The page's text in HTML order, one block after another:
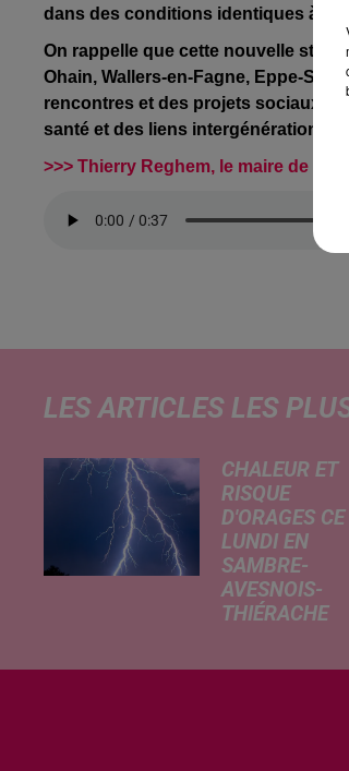
dans des conditions identiques à
On rappelle que cette nouvelle
Ohain, Wallers-en-Fagne, Eppe-
rencontres et des projets sociaux,
santé et des liens
>>> Thierry Reghem, le maire de
LES ARTICLES LES
CHALEUR ET
RISQUE
D'ORAGES CE
LUNDI EN
SAMBRE-
AVESNOIS-
THIÉRACHE
typiquement